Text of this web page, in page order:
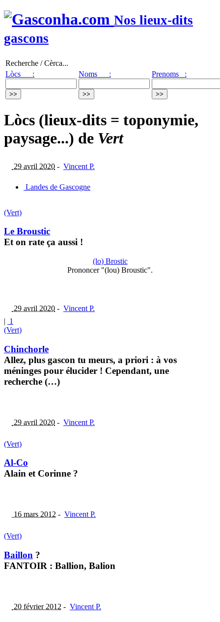
Nos lieux-dits
gascons
Recherche / Cèrca...
Lòcs :
Noms : Prenoms :
Lòcs (lieux-dits = toponymie,
paysage...) de Vert
29 avril 2020 - Vincent P.
Landes de Gascogne
(Vert)
Le Broustic
Et on rate ça aussi !
(lo) Brostic
Prononcer "(lou) Broustic".
29 avril 2020 - Vincent P.
| 1
(Vert)
Chinchorle
Allez, plus gascon tu meurs, a priori : à vos
méninges pour élucider ! Cependant, une
recherche (…)
29 avril 2020 - Vincent P.
(Vert)
Al-Co
Alain et Corinne ?
16 mars 2012 - Vincent P.
(Vert)
Baillon ?
FANTOIR : Ballion, Balion
20 février 2012 - Vincent P.